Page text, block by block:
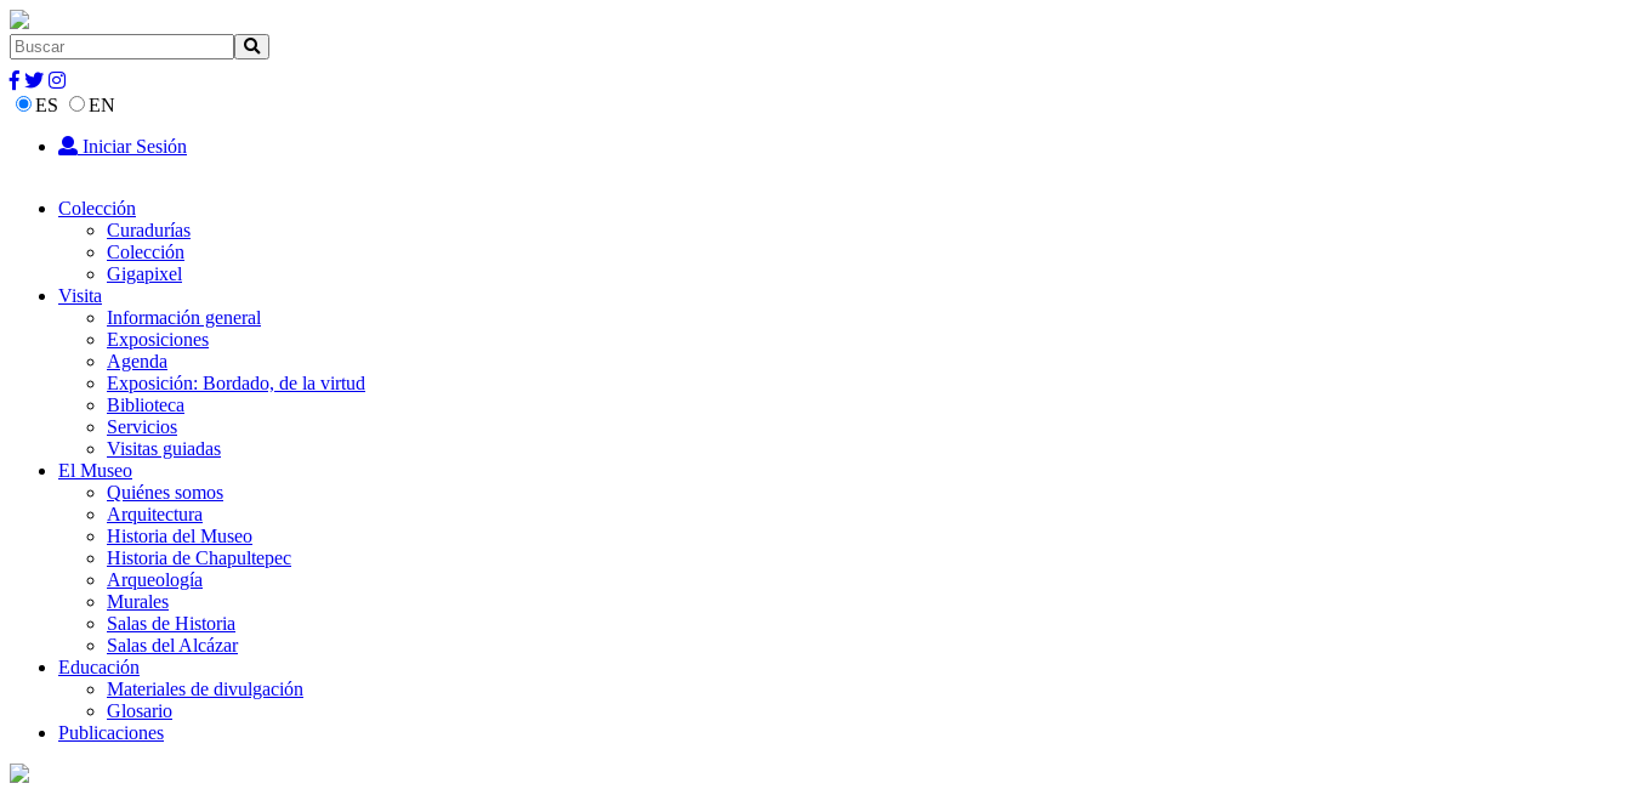
ES
EN
Iniciar Sesión
Colección
Curadurías
Colección
Gigapixel
Visita
Información general
Exposiciones
Agenda
Exposición: Bordado, de la virtud
Biblioteca
Servicios
Visitas guiadas
El Museo
Quiénes somos
Arquitectura
Historia del Museo
Historia de Chapultepec
Arqueología
Murales
Salas de Historia
Salas del Alcázar
Educación
Materiales de divulgación
Glosario
Publicaciones